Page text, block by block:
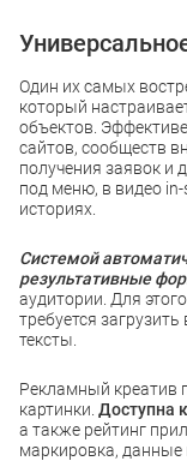
Один их самых
который
объектов.
сайтов, сообществ
получения заявок и
под меню, в видео
историях.
Системой
результативные
аудитории. Для
требуется
тексты.
Рекламный креатив
картинки. Доступна
а также рейтинг
маркировка, данные